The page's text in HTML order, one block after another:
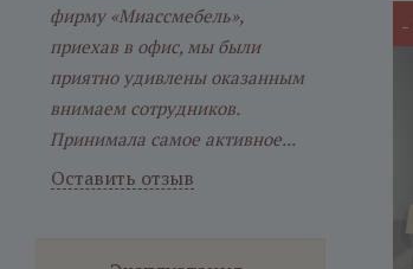
-
фирму «Миассмебель»,
приехав в офис, мы были
приятно удивлены оказанным
внимаем сотрудников.
Принимала самое активное...
Оставить отзыв